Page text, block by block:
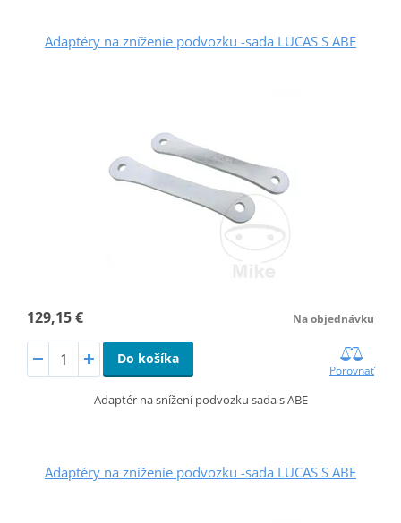
Adaptéry na zníženie podvozku -sada LUCAS S ABE
129,15 € Na objednávku
Do košíka
Porovnať
Adaptér na snížení podvozku sada s ABE
Adaptéry na zníženie podvozku -sada LUCAS S ABE